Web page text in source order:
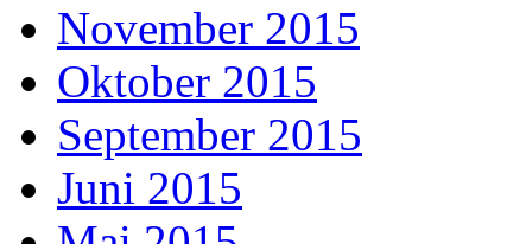
November 2015
Oktober 2015
September 2015
Juni 2015